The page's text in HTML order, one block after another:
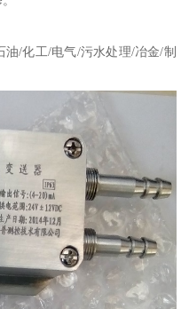
/化工/电气/污水处理/冶金/制